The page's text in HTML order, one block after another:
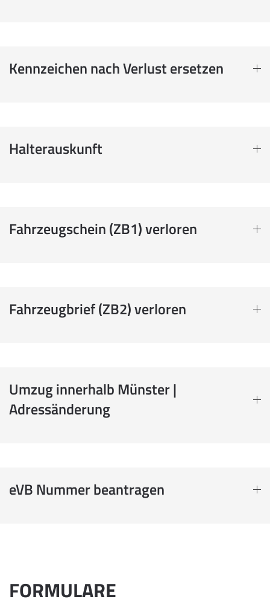
Kennzeichen nach Verlust ersetzen
Halterauskunft
Fahrzeugschein (ZB1) verloren
Fahrzeugbrief (ZB2) verloren
Umzug innerhalb Münster |
Adressänderung
eVB Nummer beantragen
FORMULARE